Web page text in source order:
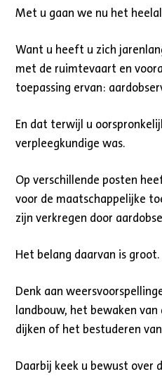
Met u gaan we nu het
Want u heeft u zich
met de ruimtevaart en
toepassing ervan:
En dat terwijl u
verpleegkundige was.
Op verschillende posten
voor de maatschappelijke
zijn verkregen door
Het belang daarvan is groot.
Denk aan
landbouw, het bewaken
dijken of het bestuderen
Daarbij keek u bewust over